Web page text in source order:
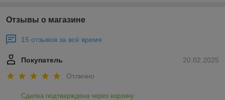
Отзывы о магазине
15 отзывов за всё время
20.02.2025
Покупатель
Отлично
Сделка подтверждена через корзину